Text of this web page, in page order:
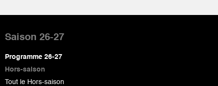
de
page
Saison 26-27
Programme 26-27
Hors-saison
Tout le Hors-saison